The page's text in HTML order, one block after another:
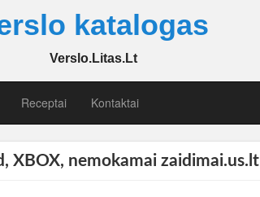
katalogas
Verslo.Litas.Lt
Receptai Kontaktai
XBOX, nemokamai zaidimai.us.lt